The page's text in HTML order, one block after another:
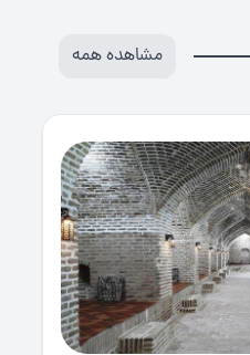
را دنبال کرد.
هم عصاى دست
ریاست مجلس سنا
دوره نمایندهى
سناتور بوده
نسبتاً با سواد و
و جمع آورى
و دخالت در صنایع
نداشت. او در
خراسانى ازدواج کرد
او تأثیر به سزائى
مشاهده همه